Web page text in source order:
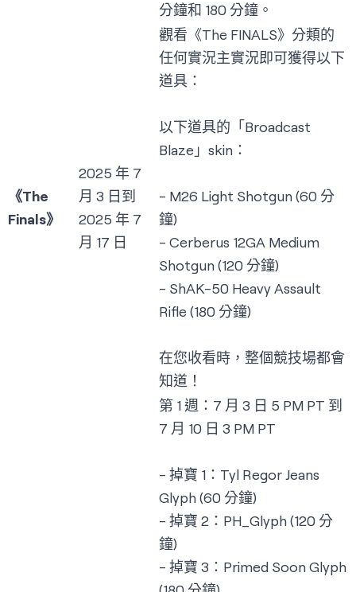
分鐘和 180 分鐘。
《The
Finals》
2025 年 7
月 3 日到
2025 年 7
月 17 日
觀看《The FINALS》分類的
任何實況主實況即可獲得以下
道具：
以下道具的「Broadcast
Blaze」skin：
- M26 Light Shotgun (60 分
鐘)
- Cerberus 12GA Medium
Shotgun (120 分鐘)
- ShAK-50 Heavy Assault
Rifle (180 分鐘)
在您收看時，整個競技場都會
知道！
第 1 週：7 月 3 日 5 PM PT 到
7 月 10 日 3 PM PT
- 掉寶 1：Tyl Regor Jeans
Glyph (60 分鐘)
- 掉寶 2：PH_Glyph (120 分
鐘)
- 掉寶 3：Primed Soon Glyph